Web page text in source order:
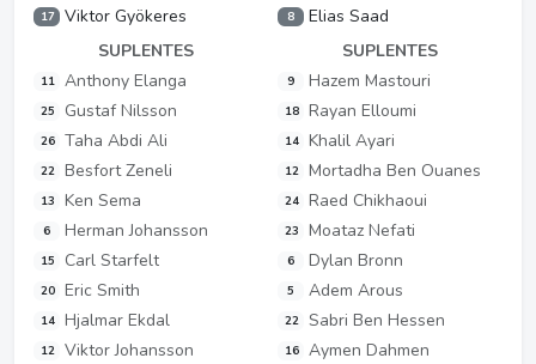
17
Viktor Gyökeres
SUPLENTES
11 Anthony Elanga
25 Gustaf Nilsson
26 Taha Abdi Ali
22 Besfort Zeneli
13 Ken Sema
6 Herman Johansson
15 Carl Starfelt
20 Eric Smith
14 Hjalmar Ekdal
12 Viktor Johansson
8
Elias Saad
SUPLENTES
9 Hazem Mastouri
18 Rayan Elloumi
14 Khalil Ayari
12 Mortadha Ben Ouanes
24 Raed Chikhaoui
23 Moataz Nefati
6 Dylan Bronn
5 Adem Arous
22 Sabri Ben Hessen
16 Aymen Dahmen